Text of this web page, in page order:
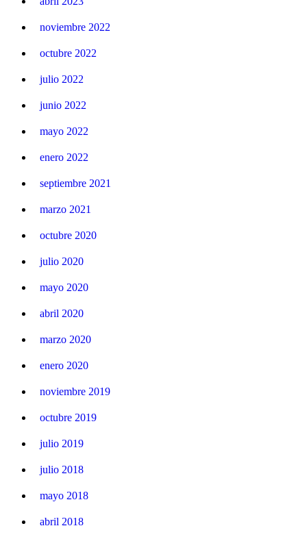
noviembre 2022
octubre 2022
julio 2022
junio 2022
mayo 2022
enero 2022
septiembre 2021
marzo 2021
octubre 2020
julio 2020
mayo 2020
abril 2020
marzo 2020
enero 2020
noviembre 2019
octubre 2019
julio 2019
julio 2018
mayo 2018
abril 2018